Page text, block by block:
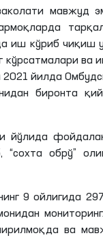
мавжуд
иш кўриб чиқиш
кўрсатмалари ва
2021 йилда
биронта
йўлида
“сохта обрў”
9 ойлигида
ва